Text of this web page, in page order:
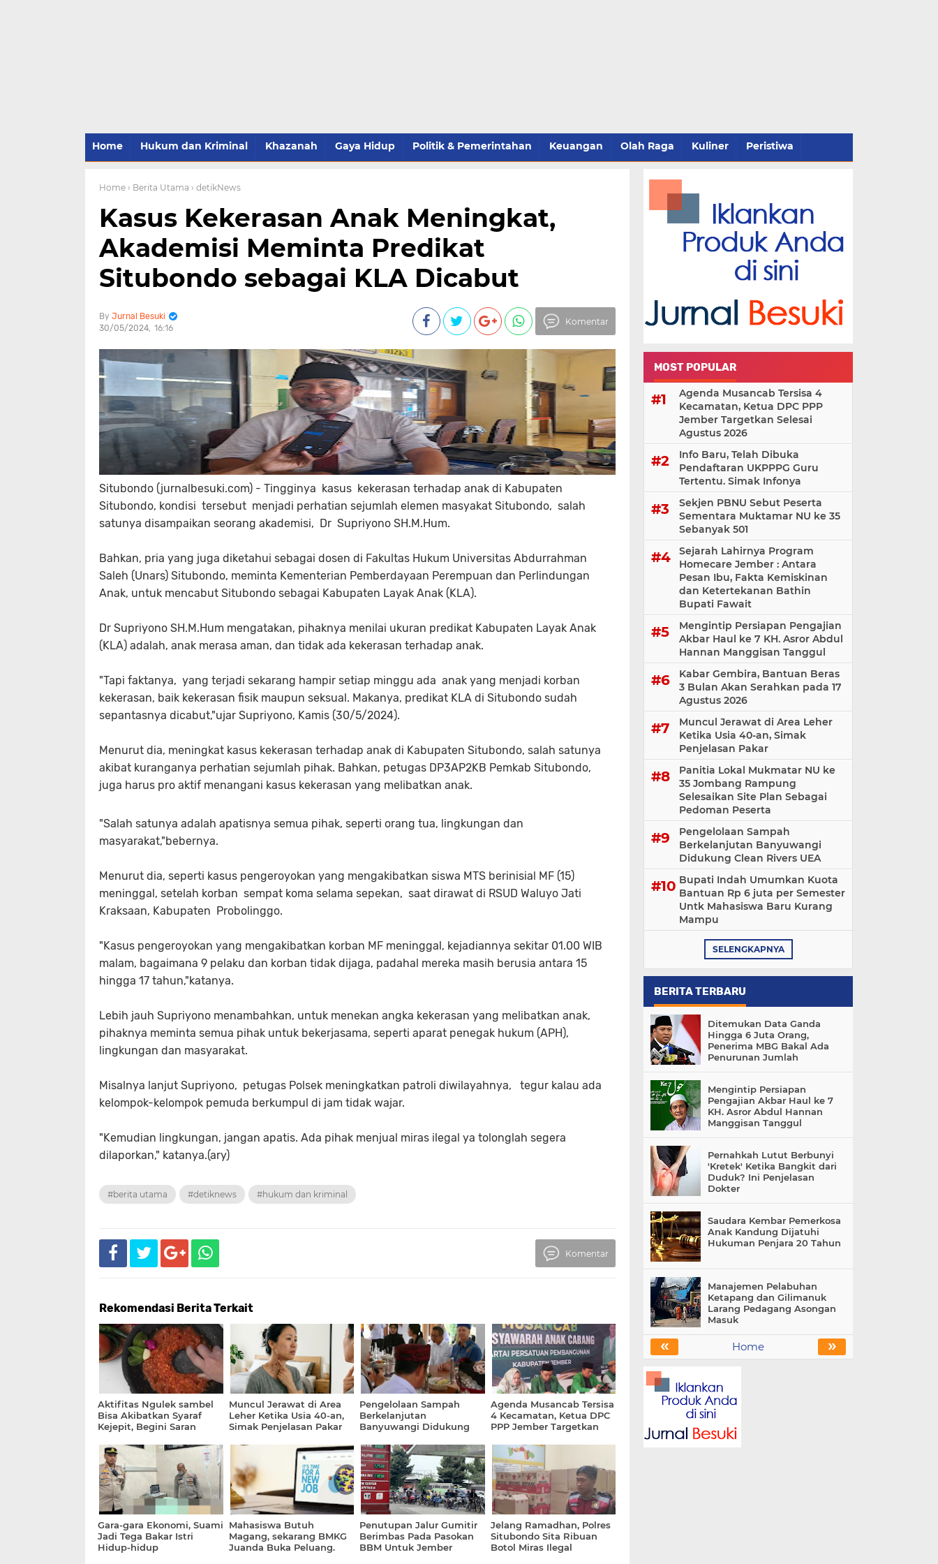
Home Hukum dan Kriminal Khazanah Gaya Hidup Politik & Pemerintahan Keuangan Olah Raga Kuliner Peristiwa
Home › Berita Utama › detikNews
Kasus Kekerasan Anak Meningkat,
Akademisi Meminta Predikat
Situbondo sebagai KLA Dicabut
Jurnal Besuki
30/05/2024 16:16
Komentar
Situbondo (jurnalbesuki.com) - Tingginya kasus kekerasan terhadap anak di Kabupaten
Situbondo, kondisi tersebut menjadi perhatian sejumlah elemen masyakat Situbondo, salah
satunya disampaikan seorang akademisi, Dr Supriyono SH.M.Hum.
Bahkan, pria yang juga diketahui sebagai dosen di Fakultas Hukum Universitas Abdurrahman
Saleh (Unars) Situbondo, meminta Kementerian Pemberdayaan Perempuan dan Perlindungan
Anak, untuk mencabut Situbondo sebagai Kabupaten Layak Anak (KLA).
Dr Supriyono SH.M.Hum mengatakan, pihaknya menilai ukuran predikat Kabupaten Layak Anak
(KLA) adalah, anak merasa aman, dan tidak ada kekerasan terhadap anak.
"Tapi faktanya, yang terjadi sekarang hampir setiap minggu ada anak yang menjadi korban
kekerasan, baik kekerasan fisik maupun seksual. Makanya, predikat KLA di Situbondo sudah
sepantasnya dicabut,"ujar Supriyono, Kamis (30/5/2024).
Menurut dia, meningkat kasus kekerasan terhadap anak di Kabupaten Situbondo, salah satunya
akibat kuranganya perhatian sejumlah pihak. Bahkan, petugas DP3AP2KB Pemkab Situbondo,
juga harus pro aktif menangani kasus kekerasan yang melibatkan anak.
"Salah satunya adalah apatisnya semua pihak, seperti orang tua, lingkungan dan
masyarakat,"bebernya.
Menurut dia, seperti kasus pengeroyokan yang mengakibatkan siswa MTS berinisial MF (15)
meninggal, setelah korban sempat koma selama sepekan, saat dirawat di RSUD Waluyo Jati
Kraksaan, Kabupaten Probolinggo.
"Kasus pengeroyokan yang mengakibatkan korban MF meninggal, kejadiannya sekitar 01.00 WIB
malam, bagaimana 9 pelaku dan korban tidak dijaga, padahal mereka masih berusia antara 15
hingga 17 tahun,"katanya.
Lebih jauh Supriyono menambahkan, untuk menekan angka kekerasan yang melibatkan anak,
pihaknya meminta semua pihak untuk bekerjasama, seperti aparat penegak hukum (APH),
lingkungan dan masyarakat.
Misalnya lanjut Supriyono, petugas Polsek meningkatkan patroli diwilayahnya, tegur kalau ada
kelompok-kelompok pemuda berkumpul di jam tidak wajar.
"Kemudian lingkungan, jangan apatis. Ada pihak menjual miras ilegal ya tolonglah segera
dilaporkan," katanya.(ary)
#berita utama #detiknews #hukum dan kriminal
Komentar
Rekomendasi Berita Terkait
Aktifitas Ngulek sambel
Bisa Akibatkan Syaraf
Kejepit, Begini Saran
Muncul Jerawat di Area
Leher Ketika Usia 40-an,
Simak Penjelasan Pakar
Pengelolaan Sampah
Berkelanjutan
Banyuwangi Didukung
Agenda Musancab Tersisa
4 Kecamatan, Ketua DPC
PPP Jember Targetkan
Gara-gara Ekonomi, Suami
Jadi Tega Bakar Istri
Hidup-hidup
Mahasiswa Butuh
Magang, sekarang BMKG
Juanda Buka Peluang.
‎Penutupan Jalur Gumitir
Berimbas Pada Pasokan
BBM Untuk Jember
Jelang Ramadhan, Polres
Situbondo Sita Ribuan
Botol Miras Ilegal
MOST POPULAR
Agenda Musancab Tersisa 4
Kecamatan, Ketua DPC PPP
Jember Targetkan Selesai
Agustus 2026
Info Baru, Telah Dibuka
Pendaftaran UKPPPG Guru
Tertentu. Simak Infonya
Sekjen PBNU Sebut Peserta
Sementara Muktamar NU ke 35
Sebanyak 501
Sejarah Lahirnya Program
Homecare Jember : Antara
Pesan Ibu, Fakta Kemiskinan
dan Ketertekanan Bathin
Bupati Fawait
Mengintip Persiapan Pengajian
Akbar Haul ke 7 KH. Asror Abdul
Hannan Manggisan Tanggul
Kabar Gembira, Bantuan Beras
3 Bulan Akan Serahkan pada 17
Agustus 2026
Muncul Jerawat di Area Leher
Ketika Usia 40-an, Simak
Penjelasan Pakar
Panitia Lokal Mukmatar NU ke
35 Jombang Rampung
Selesaikan Site Plan Sebagai
Pedoman Peserta
Pengelolaan Sampah
Berkelanjutan Banyuwangi
Didukung Clean Rivers UEA
Bupati Indah Umumkan Kuota
Bantuan Rp 6 juta per Semester
Untk Mahasiswa Baru Kurang
Mampu
SELENGKAPNYA
BERITA TERBARU
Ditemukan Data Ganda
Hingga 6 Juta Orang,
Penerima MBG Bakal Ada
Penurunan Jumlah
Mengintip Persiapan
Pengajian Akbar Haul ke 7
KH. Asror Abdul Hannan
Manggisan Tanggul
Pernahkah Lutut Berbunyi
'Kretek' Ketika Bangkit dari
Duduk? Ini Penjelasan
Dokter
Saudara Kembar Pemerkosa
Anak Kandung Dijatuhi
Hukuman Penjara 20 Tahun
Manajemen Pelabuhan
Ketapang dan Gilimanuk
Larang Pedagang Asongan
Masuk
« »
Home